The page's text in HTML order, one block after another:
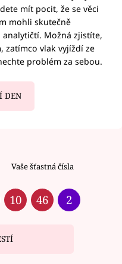
mít pocit, že se věci
mohli skutečně
Možná zjistíte,
zatímco vlak vyjíždí ze
problém za sebou.
DEN
Vaše šťastná čísla
10 46 2